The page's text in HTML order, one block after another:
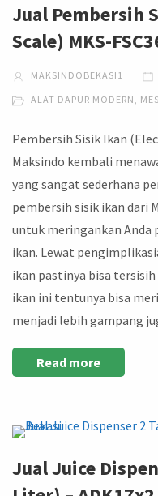
Jual Pembersih
Scale) MKS-
MAKSINDOBEKASI1
ALAT DAPUR MODERN,
Pembersih Sisik Ikan
Maksindo kembali
yang sangat sederhana
pembersih sisik ikan dari
untuk meringankan Anda
ikan. Lewat
ikan pastinya bisa
ikan ini tentunya bisa
menjadi lebih gampang
Read more
Jual Juice